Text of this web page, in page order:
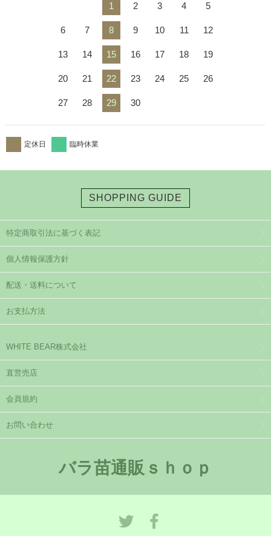
1
2 3 4 5
6 7 8 9 10 11 12
13 14 15 16 17 18 19
20 21 22 23 24 25 26
27 28 29 30
定休日 臨時休業
SHOPPING GUIDE
特定商取引法に基づく表記
個人情報保護方針
配送・送料について
お支払方法
WHITE BEAR株式会社
直営売店
会員規約
お問い合わせ
バラ苗通販ｓｈｏｐ